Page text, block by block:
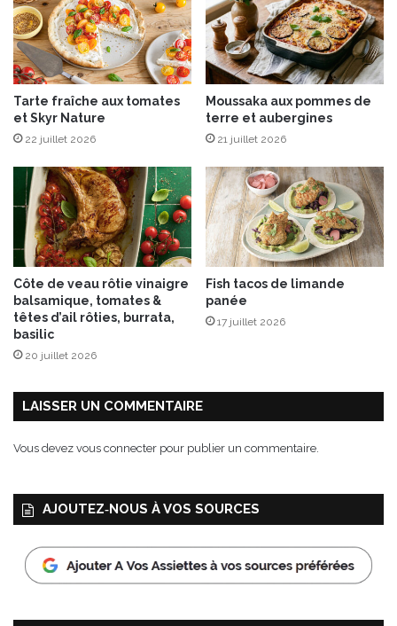
e
v
i
e
r
e
t
s
é
c
h
é
Tarte fraîche aux tomates
et Skyr Nature
22 juillet 2026
Moussaka aux pommes de
terre et aubergines
21 juillet 2026
Côte de veau rôtie vinaigre
balsamique, tomates &
têtes d’ail rôties, burrata,
basilic
20 juillet 2026
Fish tacos de limande
panée
17 juillet 2026
LAISSER UN COMMENTAIRE
Vous devez vous connecter pour publier un commentaire.
AJOUTEZ‑NOUS À VOS SOURCES